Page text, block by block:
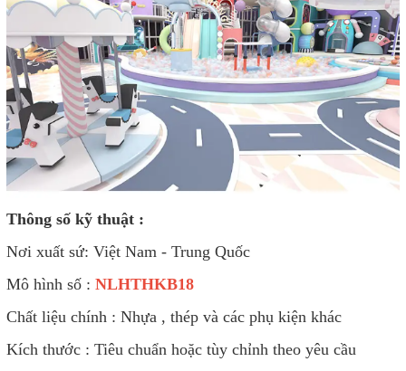
Thông số kỹ thuật :
Nơi xuất sứ: Việt Nam - Trung Quốc
Mô hình số : NLHTHKB18
Chất liệu chính : Nhựa , thép và các phụ kiện khác
Kích thước : Tiêu chuẩn hoặc tùy chỉnh theo yêu cầu